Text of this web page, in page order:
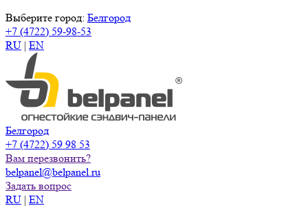
Выберите город: Белгород
+7 (4722) 59-98-53
RU | EN
Белгород
+7 (4722) 59 98 53
Вам перезвонить?
belpanel@belpanel.ru
Задать вопрос
RU | EN